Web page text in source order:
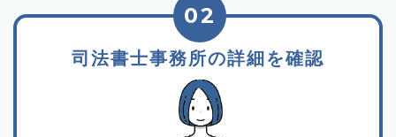
司法書士事務所の詳細を確認
02